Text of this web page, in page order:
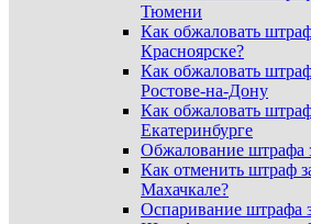
Тюмени
Как обжаловать
Красноярске?
Как обжаловать
Ростове-на-Дону
Как обжаловать
Екатеринбурге
Обжалование штрафа
Как отменить штраф
Махачкале?
Оспаривание штрафа